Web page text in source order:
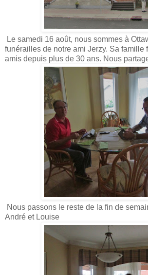
Le samedi 16 août, nous sommes à
funérailles de notre ami Jerzy. Sa famille
amis depuis plus de 30 ans. Nous
Nous passons le reste de la fin de
André et Louise